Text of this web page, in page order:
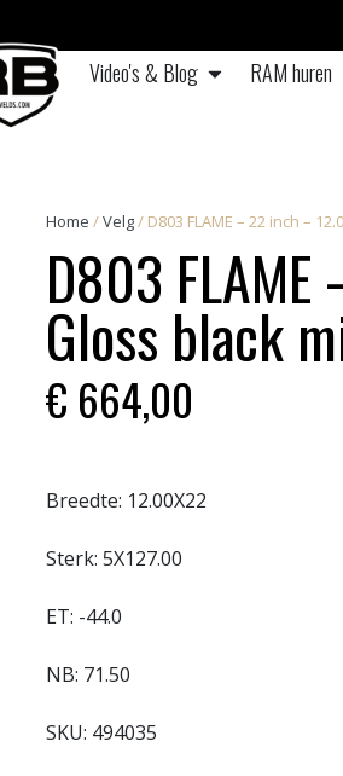
Video's & Blog RAM huren
Home /Velg/ D803 FLAME – 22 inch –
D803
Gloss black
€ 664,00
Breedte: 12.00X22
Sterk: 5X127.00
ET: -44.0
NB: 71.50
SKU: 494035